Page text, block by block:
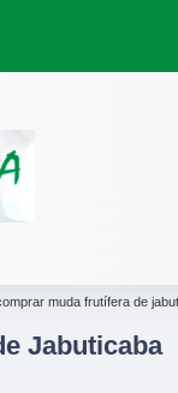
muda frutífera de
Jabuticaba